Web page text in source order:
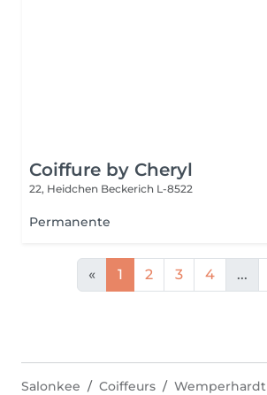
Coiffure by Cheryl
22, Heidchen Beckerich L-8522
Permanente
« 1 2 3 4 ...
Salonkee Coiffeurs Wemperhardt